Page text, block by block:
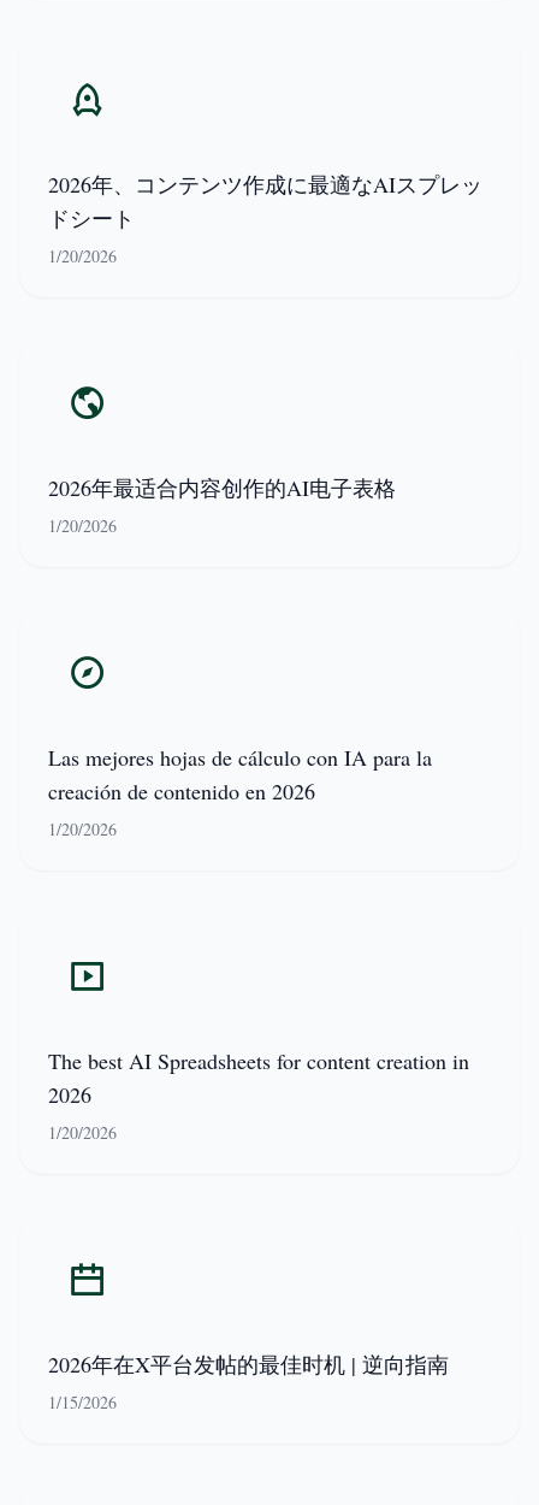
2026年、コンテンツ作成に最適なAIスプレッ
ドシート
1/20/2026
2026年最适合内容创作的AI电子表格
1/20/2026
Las mejores hojas de cálculo con IA para la
creación de contenido en 2026
1/20/2026
The best AI Spreadsheets for content creation in
2026
1/20/2026
2026年在X平台发帖的最佳时机 | 逆向指南
1/15/2026